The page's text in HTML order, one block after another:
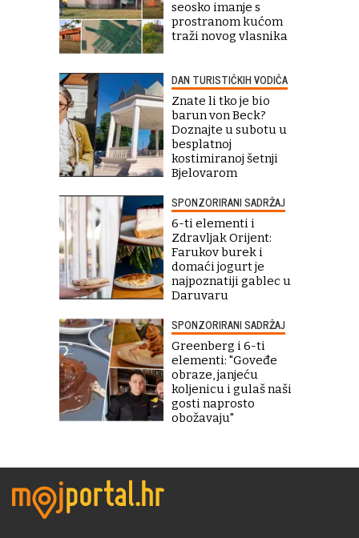
seosko imanje s
prostranom kućom
traži novog vlasnika
DAN TURISTIČKIH VODIČA
Znate li tko je bio
barun von Beck?
Doznajte u subotu u
besplatnoj
kostimiranoj šetnji
Bjelovarom
SPONZORIRANI SADRŽAJ
6-ti elementi i
Zdravljak Orijent:
Farukov burek i
domaći jogurt je
najpoznatiji gablec u
Daruvaru
SPONZORIRANI SADRŽAJ
Greenberg i 6-ti
elementi: "Goveđe
obraze, janjeću
koljenicu i gulaš naši
gosti naprosto
obožavaju"